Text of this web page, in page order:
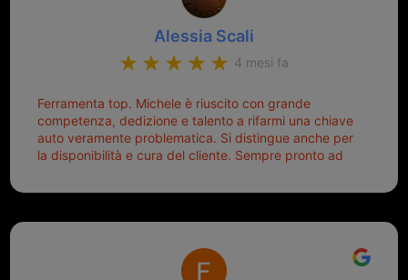
Alessia Scali
4 mesi fa
Ferramenta top. Michele è riuscito con grande
competenza, dedizione e talento a rifarmi una chiave
auto veramente problematica. Si distingue anche per
la disponibilità e cura del cliente. Sempre pronto ad